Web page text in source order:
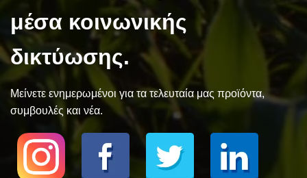
μέσα κοινωνικής
δικτύωσης.
Μείνετε ενημερωμένοι για τα τελευταία μας προϊόντα,
συμβουλές και νέα.